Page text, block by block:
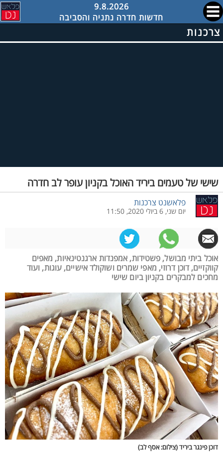
9.8.2026
חדשות חדרה נתניה והסביבה
צרכנות
שישי של טעמים ביריד האוכל בקניון עופר לב חדרה
פלאשנט צרכנות
יום שני, 6 ביולי 2020, 11:50
אוכל ביתי מבושל, פשטידות, אמפנדות ארגנטינאיות, מאפים
קווקזיים, דוכן דרוזי, מאפי שמרים ושוקולד אישיים, עוגות, ועוד
מחכים למבקרים בקניון ביום שישי
דוכן פינגר ביריד (צילום: אסף לב)